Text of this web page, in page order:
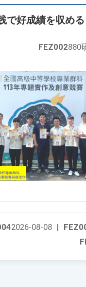
で好成績を収める
FEZ002880
2026-08-08 |